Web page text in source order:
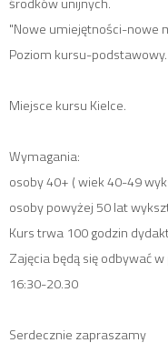
"Nowe umiejętności-nowe
Poziom kursu-podstawowy.
Miejsce kursu Kielce.
Wymagania:
osoby 40+ ( wiek 40-49
osoby powyżej 50 lat
Kurs trwa 100 godzin
Zajęcia będą się odbywać
16:30-20.30
Serdecznie zapraszamy